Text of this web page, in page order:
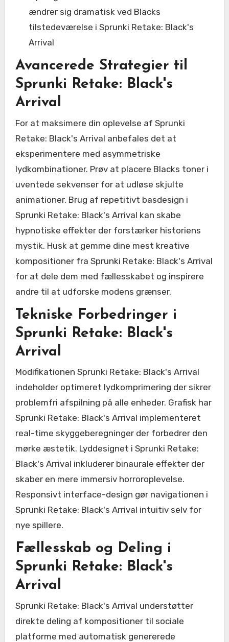
ændrer sig dramatisk ved Blacks
tilstedeværelse i Sprunki Retake: Black's
Arrival
Avancerede Strategier til
Sprunki Retake: Black's
Arrival
For at maksimere din oplevelse af Sprunki
Retake: Black's Arrival anbefales det at
eksperimentere med asymmetriske
lydkombinationer. Prøv at placere Blacks toner i
uventede sekvenser for at udløse skjulte
animationer. Brug af repetitivt basdesign i
Sprunki Retake: Black's Arrival kan skabe
hypnotiske effekter der forstærker historiens
mystik. Husk at gemme dine mest kreative
kompositioner fra Sprunki Retake: Black's Arrival
for at dele dem med fællesskabet og inspirere
andre til at udforske modens grænser.
Tekniske Forbedringer i
Sprunki Retake: Black's
Arrival
Modifikationen Sprunki Retake: Black's Arrival
indeholder optimeret lydkomprimering der sikrer
problemfri afspilning på alle enheder. Grafisk har
Sprunki Retake: Black's Arrival implementeret
real-time skyggeberegninger der forbedrer den
mørke æstetik. Lyddesignet i Sprunki Retake:
Black's Arrival inkluderer binaurale effekter der
skaber en mere immersiv horroroplevelse.
Responsivt interface-design gør navigationen i
Sprunki Retake: Black's Arrival intuitiv selv for
nye spillere.
Fællesskab og Deling i
Sprunki Retake: Black's
Arrival
Sprunki Retake: Black's Arrival understøtter
direkte deling af kompositioner til sociale
platforme med automatisk genererede